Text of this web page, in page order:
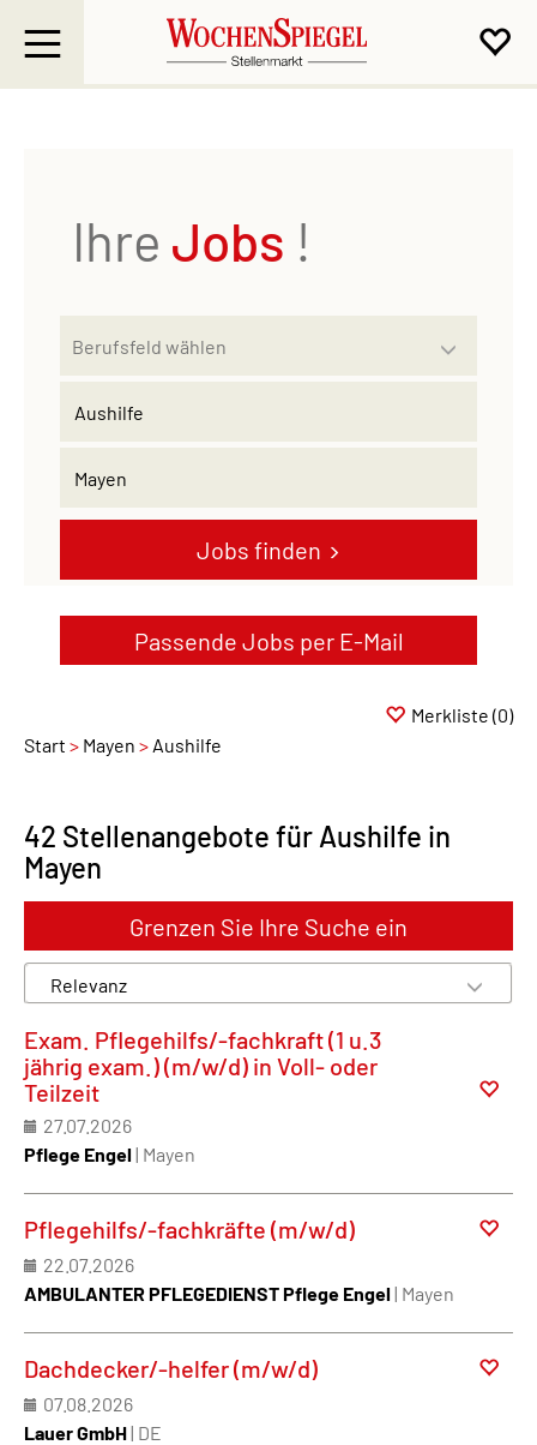
Passende Jobs per E-Mail
Ihre Jobs !
Jobs finden
Start Mayen Aushilfe
Merkliste (0)
42 Stellenangebote für Aushilfe in
Mayen
Grenzen Sie Ihre Suche ein
Exam. Pflegehilfs/-fachkraft (1 u.3
jährig exam.) (m/w/d) in Voll- oder
Teilzeit
27.07.2026
Pflege Engel| Mayen
Pflegehilfs/-fachkräfte (m/w/d)
22.07.2026
AMBULANTER PFLEGEDIENST Pflege Engel| Mayen
Dachdecker/-helfer (m/w/d)
07.08.2026
Lauer GmbH| DE